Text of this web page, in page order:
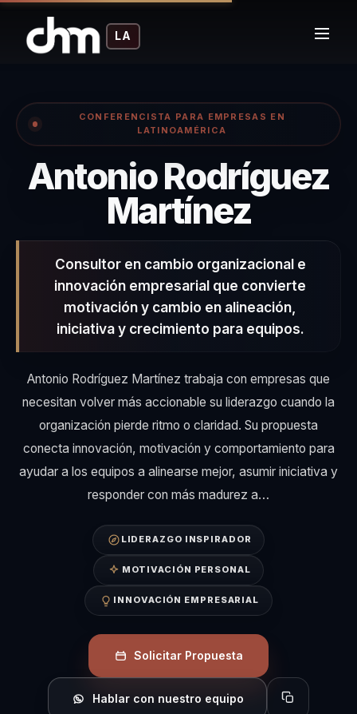
LA
CONFERENCISTA PARA EMPRESAS EN
LATINOAMÉRICA
Antonio Rodríguez
Martínez–
Consultor en cambio organizacional e
innovación empresarial que convierte
motivación y cambio en alineación,
iniciativa y crecimiento para equipos.
Antonio Rodríguez Martínez trabaja con empresas que
necesitan volver más accionable su liderazgo cuando la
organización pierde ritmo o claridad. Su propuesta
conecta innovación, motivación y comportamiento para
ayudar a los equipos a alinearse mejor, asumir iniciativa y
responder con más madurez a…
LIDERAZGO INSPIRADOR
MOTIVACIÓN PERSONAL
INNOVACIÓN EMPRESARIAL
Solicitar Propuesta
Hablar con nuestro equipo Copiar perfil